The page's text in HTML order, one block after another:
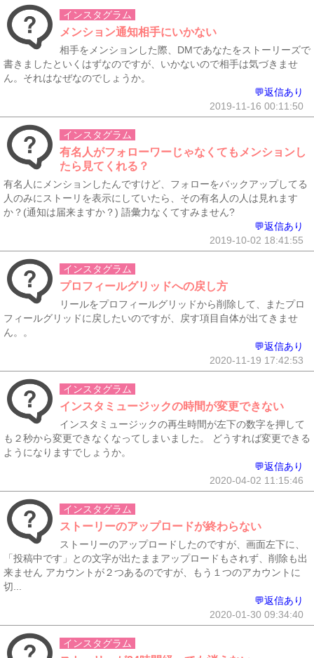
インスタグラム
メンション通知相手にいかない
相手をメンションした際、DMであなたをストーリーズで
書きましたといくはずなのですが、いかないので相手は気づきませ
ん。それはなぜなのでしょうか。
💬返信あり
2019-11-16 00:11:50
インスタグラム
有名人がフォローワーじゃなくてもメンションし
たら見てくれる？
有名人にメンションしたんですけど、フォローをバックアップしてる
人のみにストーリを表示にしていたら、その有名人の人は見れます
か？(通知は届来ますか？) 語彙力なくてすみません?
💬返信あり
2019-10-02 18:41:55
インスタグラム
プロフィールグリッドへの戻し方
リールをプロフィールグリッドから削除して、またプロ
フィールグリッドに戻したいのですが、戻す項目自体が出てきませ
ん。。
💬返信あり
2020-11-19 17:42:53
インスタグラム
インスタミュージックの時間が変更できない
インスタミュージックの再生時間が左下の数字を押して
も２秒から変更できなくなってしまいました。 どうすれば変更できる
ようになりますでしょうか。
💬返信あり
2020-04-02 11:15:46
インスタグラム
ストーリーのアップロードが終わらない
ストーリーのアップロードしたのですが、画面左下に、
「投稿中です」との文字が出たままアップロードもされず、削除も出
来ません アカウントが２つあるのですが、もう１つのアカウントに
切...
💬返信あり
2020-01-30 09:34:40
インスタグラム